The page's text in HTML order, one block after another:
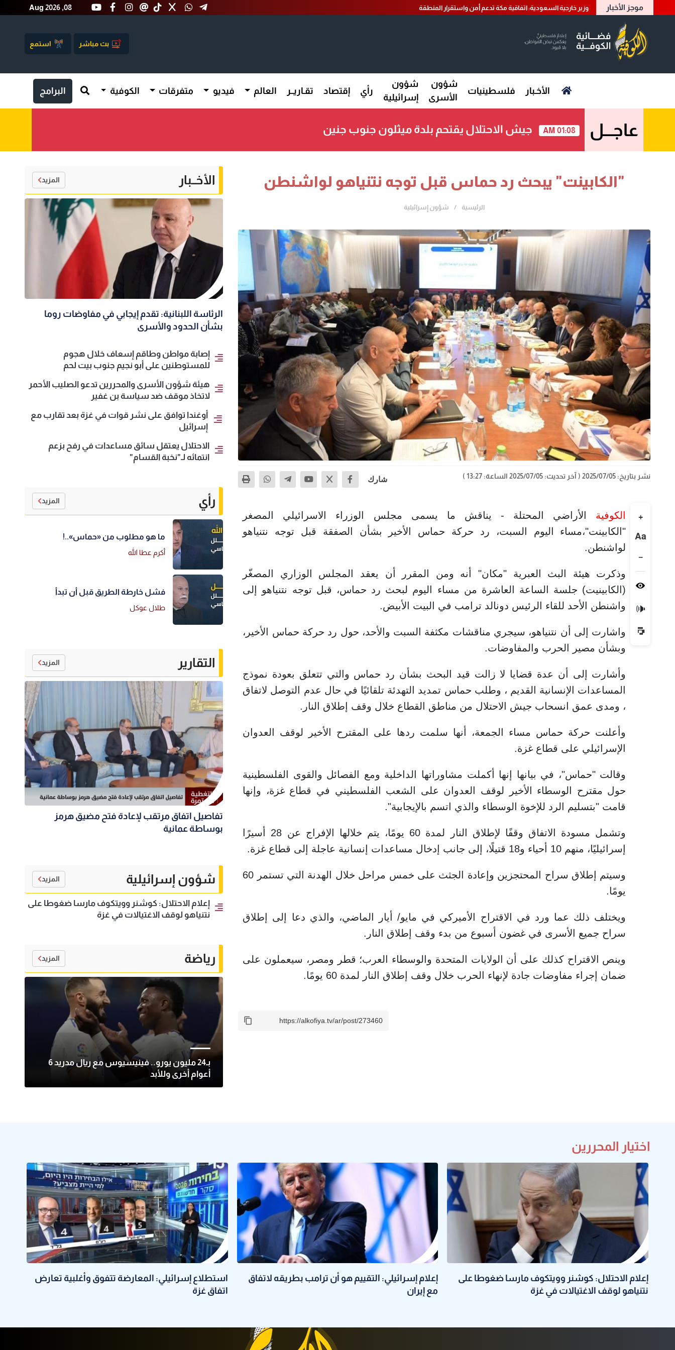
موجز الأخبار وزير خارجية السعودية: اتفاقية مكة تدعم أمن واستقرار المنطقة Aug 2026 ,08
بث مباشر استمع
الأخـبار فلسطينيات
شؤون
الأسرى
شؤون
إسرائيلية
رأي إقتصاد تقـاريــر العالم فيديو متفرقات الكوفية البرامج
عاجـــل 01:08 AM جيش الاحتلال يقتحم بلدة ميثلون جنوب جنين
"الكابينت" يبحث رد حماس قبل توجه نتنياهو لواشنطن
الرئيسية شؤون إسرائيلية
نشر بتاريخ: 2025/07/05 ( آخر تحديث: 2025/07/05 الساعة: 13:27 ) شارك
+
Aa
−
🔊
الكوفية الأراضي المحتلة - يناقش ما يسمى مجلس الوزراء الاسرائيلي المصغر
"الكابينت"،مساء اليوم السبت، رد حركة حماس الأخير بشأن الصفقة قبل توجه نتنياهو
لواشنطن.
وذكرت هيئة البث العبرية "مكان" أنه ومن المقرر أن يعقد المجلس الوزاري المصغّر
(الكابينيت) جلسة الساعة العاشرة من مساء اليوم لبحث رد حماس، قبل توجه نتنياهو إلى
واشنطن الأحد للقاء الرئيس دونالد ترامب في البيت الأبيض.
واشارت إلى أن نتنياهو، سيجري مناقشات مكثفة السبت والأحد، حول رد حركة حماس الأخير،
وبشأن مصير الحرب والمفاوضات.
وأشارت إلى أن عدة قضايا لا زالت قيد البحث بشأن رد حماس والتي تتعلق بعودة نموذج
المساعدات الإنسانية القديم ، وطلب حماس تمديد التهدئة تلقائيًا في حال عدم التوصل لاتفاق
، ومدى عمق انسحاب جيش الاحتلال من مناطق القطاع خلال وقف إطلاق النار.
وأعلنت حركة حماس مساء الجمعة، أنها سلمت ردها على المقترح الأخير لوقف العدوان
الإسرائيلي على قطاع غزة.
وقالت "حماس"، في بيانها إنها أكملت مشاوراتها الداخلية ومع الفصائل والقوى الفلسطينية
حول مقترح الوسطاء الأخير لوقف العدوان على الشعب الفلسطيني في قطاع غزة، وإنها
قامت "بتسليم الرد للإخوة الوسطاء والذي اتسم بالإيجابية".
وتشمل مسودة الاتفاق وقفًا لإطلاق النار لمدة 60 يومًا، يتم خلالها الإفراج عن 28 أسيرًا
إسرائيليًا، منهم 10 أحياء و18 قتيلًا، إلى جانب إدخال مساعدات إنسانية عاجلة إلى قطاع غزة.
وسيتم إطلاق سراح المحتجزين وإعادة الجثث على خمس مراحل خلال الهدنة التي تستمر 60
يومًا.
ويختلف ذلك عما ورد في الاقتراح الأميركي في مايو/ أيار الماضي، والذي دعا إلى إطلاق
سراح جميع الأسرى في غضون أسبوع من بدء وقف إطلاق النار.
وينص الاقتراح كذلك على أن الولايات المتحدة والوسطاء العرب؛ قطر ومصر، سيعملون على
ضمان إجراء مفاوضات جادة لإنهاء الحرب خلال وقف إطلاق النار لمدة 60 يومًا.
الأخــبار المزيد
الرئاسة اللبنانية: تقدم إيجابي في مفاوضات روما
بشأن الحدود والأسرى
إصابة مواطن وطاقم إسعاف خلال هجوم
للمستوطنين على أبو نجيم جنوب بيت لحم
هيئة شؤون الأسرى والمحررين تدعو الصليب الأحمر
لاتخاذ موقف ضد سياسة بن غفير
أوغندا توافق على نشر قوات في غزة بعد تقارب مع
إسرائيل
الاحتلال يعتقل سائق مساعدات في رفح بزعم
انتمائه لـ"نخبة القسام"
رأي المزيد
ما هو مطلوب من «حماس»..!
أكرم عطا الله
فشل خارطة الطريق قبل أن تبدأ
طلال عوكل
التقارير المزيد
تفاصيل اتفاق مرتقب لإعادة فتح مضيق هرمز
بوساطة عمانية
شؤون إسرائيلية المزيد
إعلام الاحتلال: كوشنر وويتكوف مارسا ضغوطا على
نتنياهو لوقف الاغتيالات في غزة
رياضة المزيد
بـ24 مليون يورو.. فينيسيوس مع ريال مدريد 6
أعوام أخرى وللأبد
اختيار المحررين
إعلام الاحتلال: كوشنر وويتكوف مارسا ضغوطا على
نتنياهو لوقف الاغتيالات في غزة
إعلام إسرائيلي: التقييم هو أن ترامب بطريقه لاتفاق
مع إيران
استطلاع إسرائيلي: المعارضة تتفوق وأغلبية تعارض
اتفاق غزة